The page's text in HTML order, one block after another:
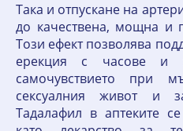
Така и отпускане на
до качествена, мощна и
Този ефект позволява
ерекция с часове и
самочувствието при
сексуалния живот и
Тадалафил в аптеките